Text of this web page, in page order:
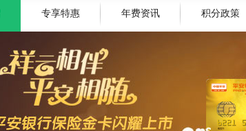
专享特惠 年费资讯 积分政策